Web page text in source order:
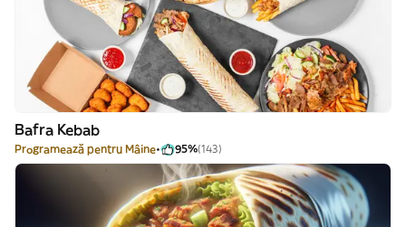
Bafra Kebab
Programează pentru Mâine 95%(143)